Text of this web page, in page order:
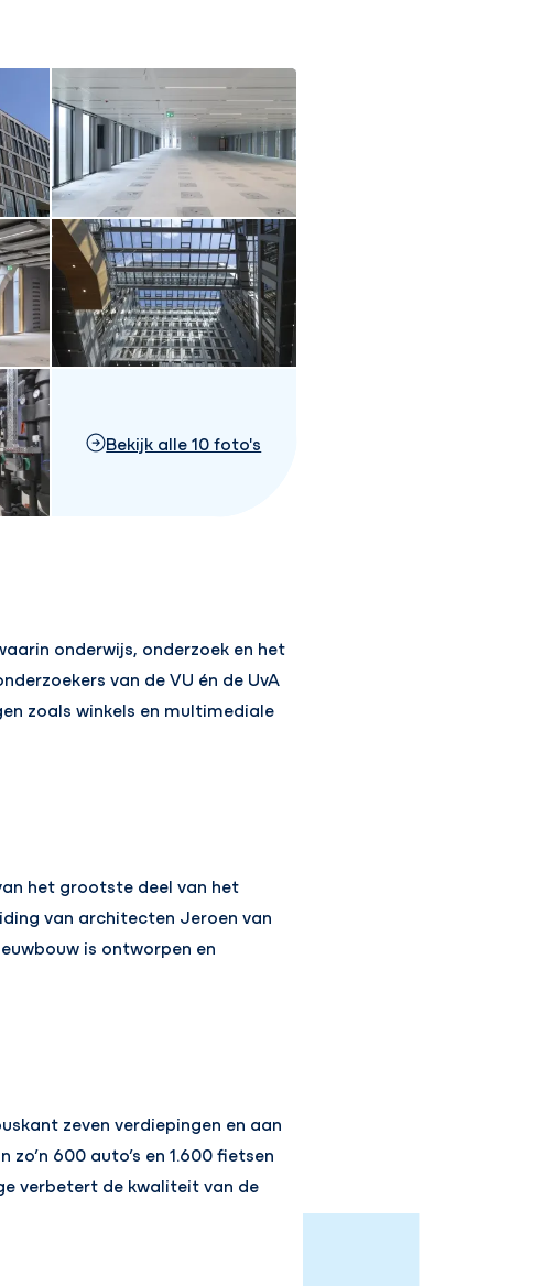
Bekijk alle 10 foto's
onderwijs, onderzoek en het
van de VU én de UvA
zoals winkels en multimediale
het grootste deel van het
van architecten Jeroen van
is ontworpen en
zeven verdiepingen en aan
600 auto’s en 1.600 fietsen
verbetert de kwaliteit van de